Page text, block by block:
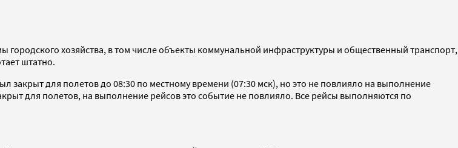
городского хозяйства, в том числе объекты коммунальной инфраструктуры и общественный транспорт,
штатно.
закрыт для полетов до 08:30 по местному времени (07:30 мск), но это не повлияло на выполнение
для полетов, на выполнение рейсов это событие не повлияло. Все рейсы выполняются по